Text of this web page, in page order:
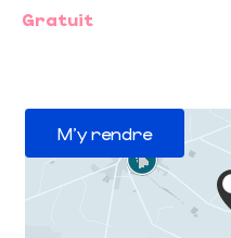
Gratuit
M'y rendre